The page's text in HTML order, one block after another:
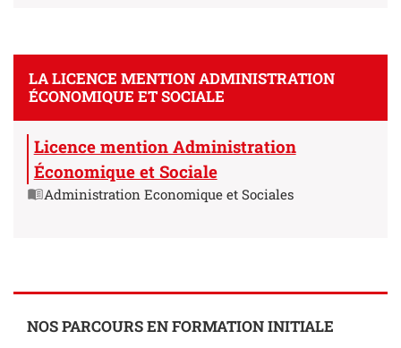
LA LICENCE MENTION ADMINISTRATION
ÉCONOMIQUE ET SOCIALE
Licence mention Administration
Économique et Sociale
Administration Economique et Sociales
NOS PARCOURS EN FORMATION INITIALE